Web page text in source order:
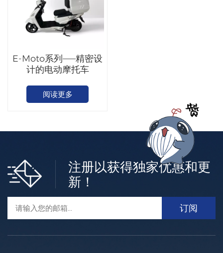
E-Moto系列——精密设
计的电动摩托车
阅读更多
注册以获得独家优惠和更
新！